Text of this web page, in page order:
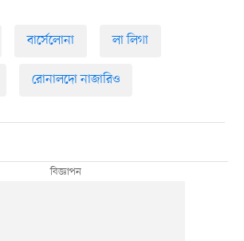
বার্সেলোনা লা লিগা
রোনালদো নাজারিও